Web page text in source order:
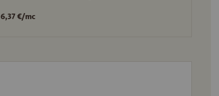
6,37 €/mc